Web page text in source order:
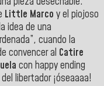
Little Marco y el piojoso
idea de una
cuando la
convencer al Catire
con happy ending
libertador ¡óseaaaa!